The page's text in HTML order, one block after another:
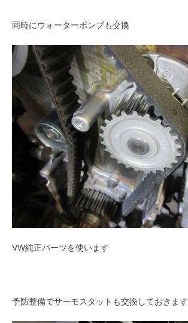
同時にウォーターポンプも交換
VW純正パーツを使います
予防整備でサーモスタットも交換しておきます